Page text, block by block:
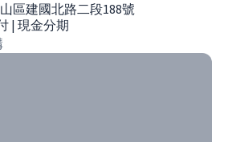
區建國北路二段188號
| 現金分期